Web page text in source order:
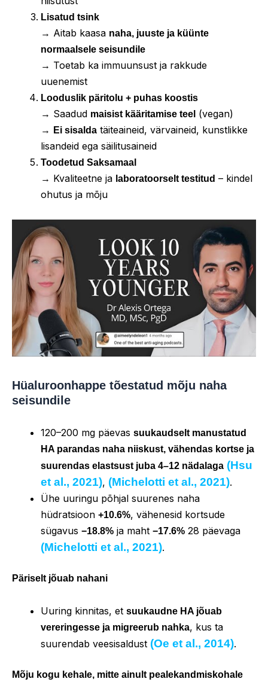
Lisatud tsink
→ Aitab kaasa naha, juuste ja küünte
normaalsele seisundile
→ Toetab ka immuunsust ja rakkude
uuenemist
Looduslik päritolu + puhas koostis
→ Saadud maisist kääritamise teel (vegan)
→
Ei sisalda täiteaineid, värvaineid, kunstlikke
lisandeid ega säilitusaineid
Toodetud Saksamaal
→ Kvaliteetne ja laboratoorselt testitud – kindel
ohutus ja mõju
Hüaluroonhappe tõestatud mõju naha
seisundile
120–200 mg päevas suukaudselt manustatud
HA parandas naha niiskust, vähendas kortse ja
suurendas elastsust juba 4–12 nädalaga (Hsu
et al., 2021), (Michelotti et al., 2021).
Ühe uuringu põhjal suurenes naha
hüdratsioon +10.6%, vähenesid kortsude
sügavus −18.8% ja maht −17.6% 28 päevaga
(Michelotti et al., 2021).
Päriselt jõuab nahani
Uuring kinnitas, et suukaudne HA jõuab
vereringesse ja migreerub nahka, kus ta
suurendab veesisaldust (Oe et al., 2014).
Mõju kogu kehale, mitte ainult pealekandmiskohale